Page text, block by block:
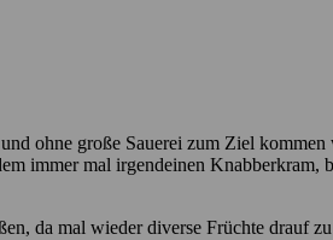
ohne große Sauerei zum Ziel
immer mal irgendeinen
da mal wieder diverse Früchte drauf